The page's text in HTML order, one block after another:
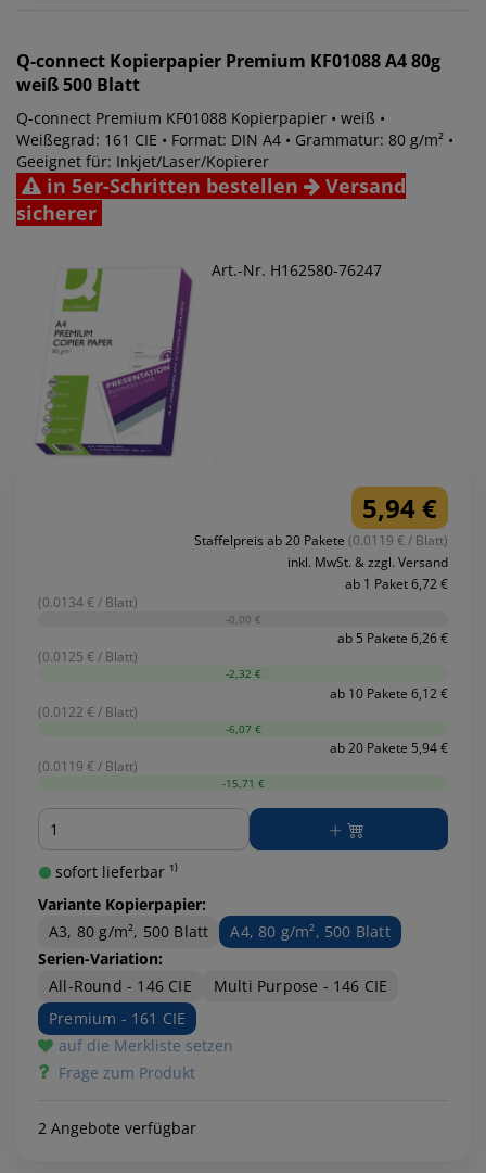
Q-connect Kopierpapier Premium KF01088 A4 80g
weiß 500 Blatt
Q-connect Premium KF01088 Kopierpapier • weiß •
Weißegrad: 161 CIE • Format: DIN A4 • Grammatur: 80 g/m² •
Geeignet für: Inkjet/Laser/Kopierer
in 5er-Schritten bestellen
Versand
sicherer
Art.-Nr. H162580-76247
5,94 €
Staffelpreis ab 20 Pakete (0.0119 € / Blatt)
inkl. MwSt. & zzgl. Versand
ab 1 Paket 6,72 €
(0.0134 € / Blatt)
-0,00 €
ab 5 Pakete 6,26 €
(0.0125 € / Blatt)
-2,32 €
ab 10 Pakete 6,12 €
(0.0122 € / Blatt)
-6,07 €
ab 20 Pakete 5,94 €
(0.0119 € / Blatt)
-15,71 €
Menge
sofort lieferbar ¹⁾
Variante Kopierpapier:
A3, 80 g/m², 500 Blatt
A4, 80 g/m², 500 Blatt
Serien-Variation:
All-Round - 146 CIE
Multi Purpose - 146 CIE
Premium - 161 CIE
auf die Merkliste setzen
Frage zum Produkt
2 Angebote verfügbar